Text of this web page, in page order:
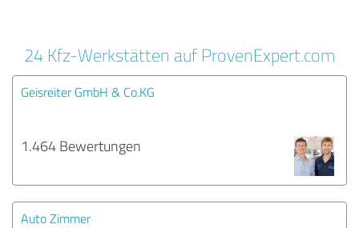
24 Kfz-Werkstätten auf ProvenExpert.com
Geisreiter GmbH & Co.KG
1.464 Bewertungen
Auto Zimmer